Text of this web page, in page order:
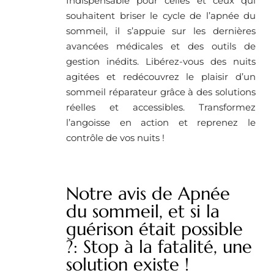
souhaitent briser le cycle de l’apnée du
sommeil, il s’appuie sur les dernières
avancées médicales et des outils de
gestion inédits. Libérez-vous des nuits
agitées et redécouvrez le plaisir d’un
sommeil réparateur grâce à des solutions
réelles et accessibles. Transformez
l’angoisse en action et reprenez le
contrôle de vos nuits !
Notre avis de Apnée
du sommeil, et si la
guérison était possible
?: Stop à la fatalité, une
solution existe !